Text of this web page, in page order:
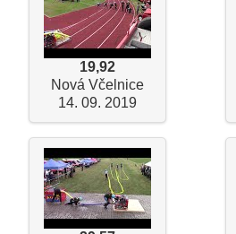
19,92
Nová Včelnice
14. 09. 2019